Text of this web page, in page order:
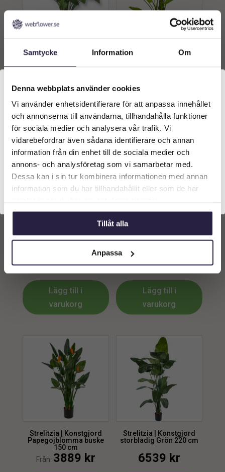
Samtycke Information Om
Denna webbplats använder cookies
Vi använder enhetsidentifierare för att anpassa innehållet
och annonserna till användarna, tillhandahålla funktioner
för sociala medier och analysera vår trafik. Vi
vidarebefordrar även sådana identifierare och annan
information från din enhet till de sociala medier och
annons- och analysföretag som vi samarbetar med.
Dessa kan i sin tur kombinera informationen med annan
information som du har tillhandahållit eller som de har
Tillåt alla
Anpassa
Bedar Grön UV 160 cm
5339
Nicolai Grön 180 cm
varukorg
Strelitzia | Konstgjord
3999kr
Lägg till i
varukorg
Strelitzia | Konstgjord
4299kr
Lägg till i
varukorg
Strelitzia | Konstgjord
Papegojblomma buske
150 cm
Från: 3889 kr
Strelitzia | Konstgjord
storbladig Grön 220 cm
6539 kr
Välkommen till Webflower
Vilken typ av kund är du? Du kan alltid justera ditt val
längst upp på sidan.
Företagskund (exkl. moms)
Privatkund (inkl. moms)